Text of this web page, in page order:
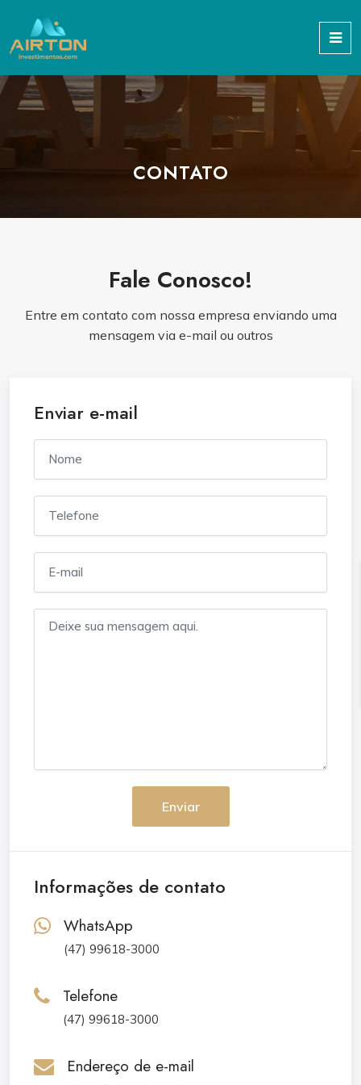
CONTATO
Fale Conosco!
Entre em contato com nossa empresa enviando uma
mensagem via e-mail ou outros
Enviar e-mail
Enviar
Informações de contato
WhatsApp
(47) 99618-3000
Telefone
(47) 99618-3000
Endereço de e-mail